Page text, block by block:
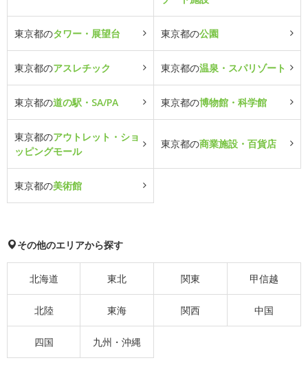
東京都のタワー・展望台 東京都の公園
東京都のアスレチック 東京都の温泉・スパリゾート
東京都の道の駅・SA/PA 東京都の博物館・科学館
東京都のアウトレット・ショ
ッピングモール
東京都の商業施設・百貨店
東京都の美術館
その他のエリアから探す
北海道 東北 関東 甲信越
北陸 東海 関西 中国
四国 九州・沖縄